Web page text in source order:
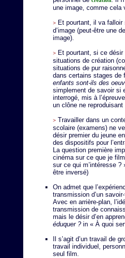
une image, comme cela
> Et pourtant, il va
d’image (peut-être une
image).
> Et pourtant, si ce
situations de création
situations de pur
dans certains stages
enfants sont-ils des
simplement de savoir si
interrogé, mis à
un clône ne
> Travailler dans un
scolaire (examens) ne
désir premier du jeune
des dispositifs pour
La question première
cinéma sur ce que je
sur ce qui m’intéresse ?
être inversé)
On admet que
transmission d’un
Avec en arrière-plan,
transmission de
mais le désir d’en
éduquer ?in « À quoi
Il s’agit d’un travail de
travail individuel,
seul film.